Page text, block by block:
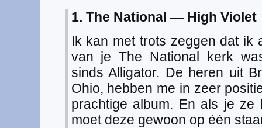
1. The National — High Violet
Ik kan met trots zeggen dat ik
van je The National kerk
sinds Alligator. De heren uit
Ohio, hebben me in zeer
prachtige album. En als je ze
moet deze gewoon op één